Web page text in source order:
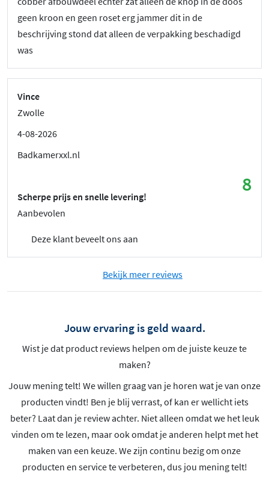
geen kroon en geen roset erg jammer dit in de
beschrijving stond dat alleen de verpakking beschadigd
was
Vince
Zwolle
4-08-2026
Badkamerxxl.nl
8
Scherpe prijs en snelle levering!
Aanbevolen
Deze klant beveelt ons aan
Bekijk meer reviews
Jouw ervaring is geld waard.
Wist je dat product reviews helpen om de juiste keuze te
maken?
Jouw mening telt! We willen graag van je horen wat je van onze
producten vindt! Ben je blij verrast, of kan er wellicht iets
beter? Laat dan je review achter. Niet alleen omdat we het leuk
vinden om te lezen, maar ook omdat je anderen helpt met het
maken van een keuze. We zijn continu bezig om onze
producten en service te verbeteren, dus jou mening telt!